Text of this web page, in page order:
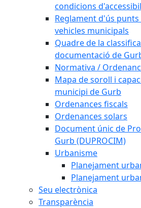
condicions
Reglament d'ús
vehicles municipals
Quadre de la
documentació de
Normativa /
Mapa de soroll i
municipi de Gurb
Ordenances fiscals
Ordenances solars
Document únic de
Gurb (DUPROCIM)
Urbanisme
Planejament
Planejament
Seu electrònica
Transparència